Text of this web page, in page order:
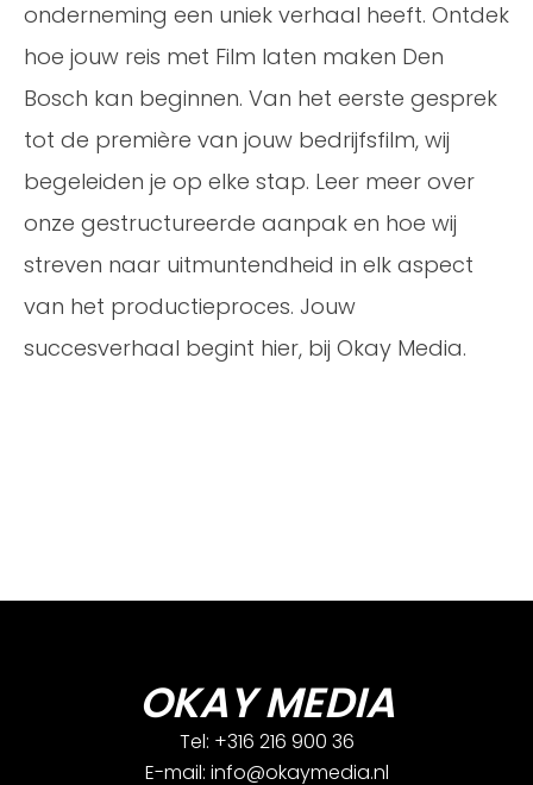
onderneming een uniek verhaal heeft. Ontdek
hoe jouw reis met Film laten maken Den
Bosch kan beginnen. Van het eerste gesprek
tot de première van jouw bedrijfsfilm, wij
begeleiden je op elke stap. Leer meer over
onze gestructureerde aanpak en hoe wij
streven naar uitmuntendheid in elk aspect
van het productieproces. Jouw
succesverhaal begint hier, bij Okay Media.
OKAY MEDIA
Tel: +316 216 900 36
E-mail: info@okaymedia.nl